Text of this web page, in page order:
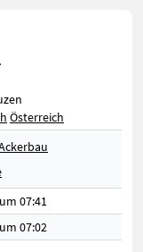
Österreich
07:41
07:02